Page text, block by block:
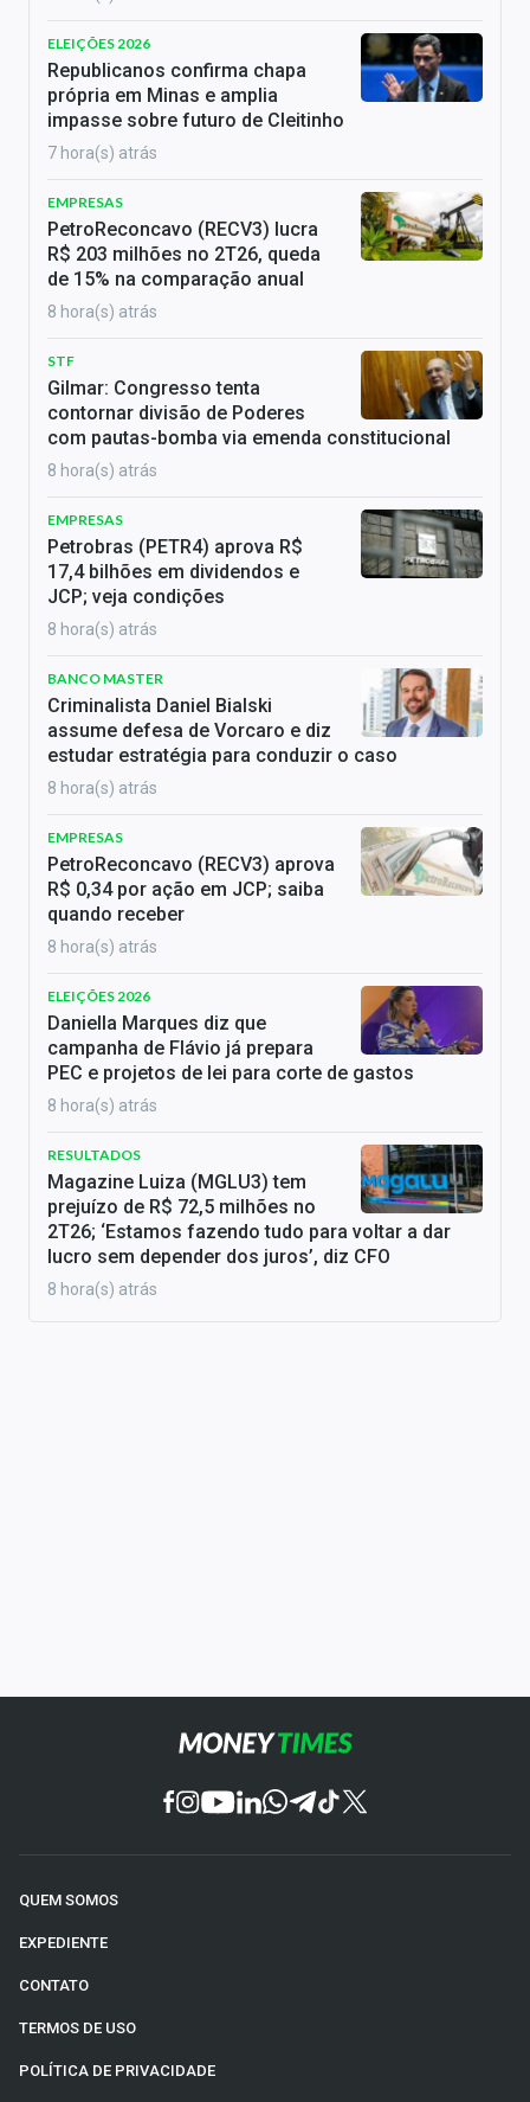
ELEIÇÕES 2026
Republicanos confirma chapa
própria em Minas e amplia
impasse sobre futuro de Cleitinho
7 hora(s) atrás
EMPRESAS
PetroReconcavo (RECV3) lucra
R$ 203 milhões no 2T26, queda
de 15% na comparação anual
8 hora(s) atrás
STF
Gilmar: Congresso tenta
contornar divisão de Poderes
com pautas-bomba via emenda constitucional
8 hora(s) atrás
EMPRESAS
Petrobras (PETR4) aprova R$
17,4 bilhões em dividendos e
JCP; veja condições
8 hora(s) atrás
BANCO MASTER
Criminalista Daniel Bialski
assume defesa de Vorcaro e diz
estudar estratégia para conduzir o caso
8 hora(s) atrás
EMPRESAS
PetroReconcavo (RECV3) aprova
R$ 0,34 por ação em JCP; saiba
quando receber
8 hora(s) atrás
ELEIÇÕES 2026
Daniella Marques diz que
campanha de Flávio já prepara
PEC e projetos de lei para corte de gastos
8 hora(s) atrás
RESULTADOS
Magazine Luiza (MGLU3) tem
prejuízo de R$ 72,5 milhões no
2T26; ‘Estamos fazendo tudo para voltar a dar
lucro sem depender dos juros’, diz CFO
8 hora(s) atrás
QUEM SOMOS
EXPEDIENTE
CONTATO
TERMOS DE USO
POLÍTICA DE PRIVACIDADE